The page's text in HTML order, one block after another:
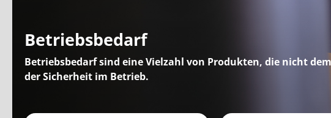
Betriebsbedarf
Betriebsbedarf sind eine Vielzahl von Produkten, die nicht
der Sicherheit im Betrieb.